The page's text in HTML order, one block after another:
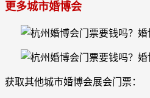
更多城市婚博会
获取其他城市婚博会展会门票：